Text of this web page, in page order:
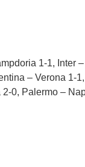
1-1, Inter
– Verona 1-
0, Palermo –